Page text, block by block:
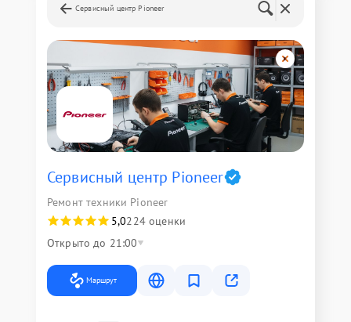
Сервисный центр Pioneer
Сервисный центр Pioneer
Ремонт техники Pioneer
5,0224 оценки
Открыто до 21:00
Маршрут